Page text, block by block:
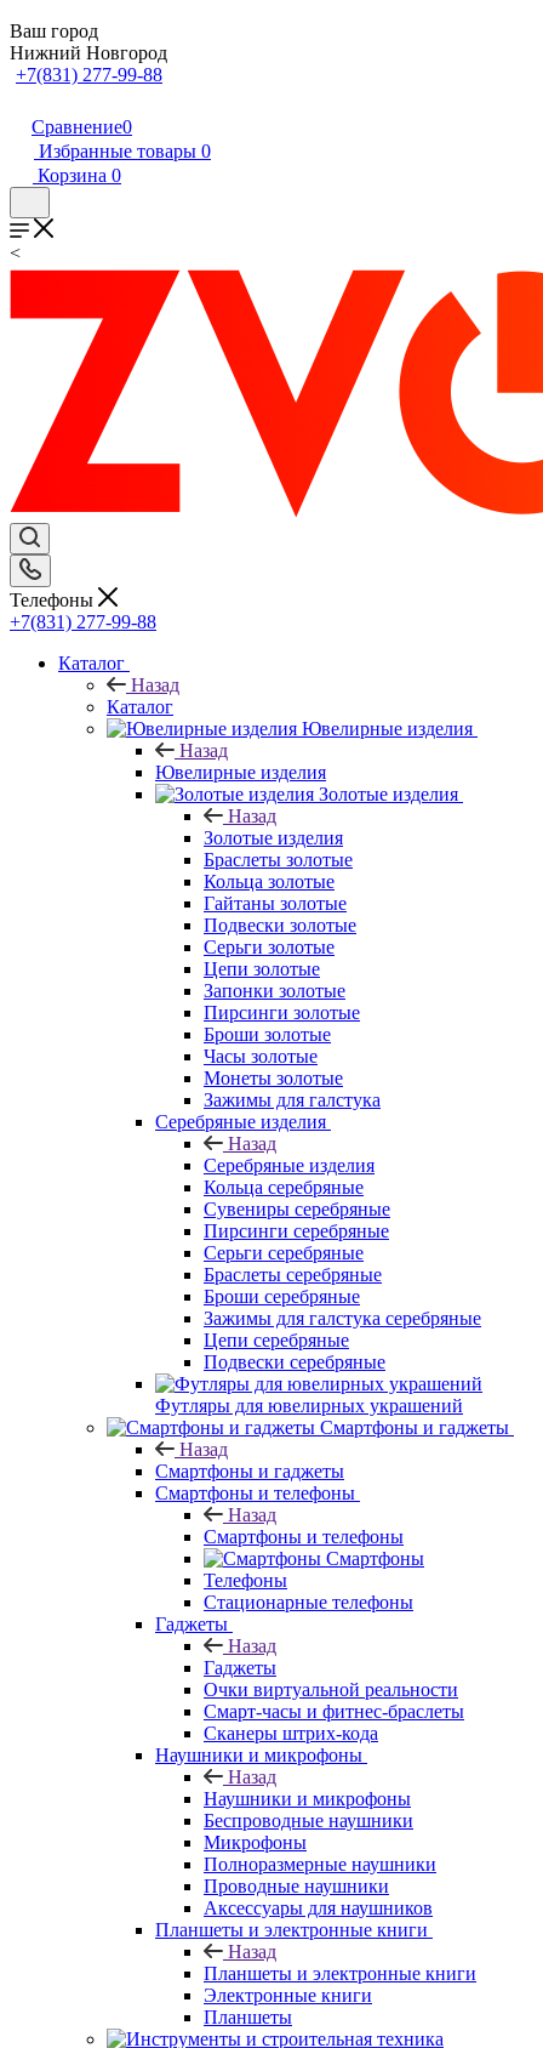
Ваш город
Нижний Новгород
+7(831) 277-99-88
Сравнение0
Избранные товары 0
Корзина 0
<
Телефоны
+7(831) 277-99-88
Каталог
Назад
Каталог
Ювелирные изделия
Назад
Ювелирные изделия
Золотые изделия
Назад
Золотые изделия
Браслеты золотые
Кольца золотые
Гайтаны золотые
Подвески золотые
Серьги золотые
Цепи золотые
Запонки золотые
Пирсинги золотые
Броши золотые
Часы золотые
Монеты золотые
Зажимы для галстука
Серебряные изделия
Назад
Серебряные изделия
Кольца серебряные
Сувениры серебряные
Пирсинги серебряные
Серьги серебряные
Браслеты серебряные
Броши серебряные
Зажимы для галстука серебряные
Цепи серебряные
Подвески серебряные
Футляры для ювелирных украшений
Смартфоны и гаджеты
Назад
Смартфоны и гаджеты
Смартфоны и телефоны
Назад
Смартфоны и телефоны
Смартфоны
Телефоны
Стационарные телефоны
Гаджеты
Назад
Гаджеты
Очки виртуальной реальности
Смарт-часы и фитнес-браслеты
Сканеры штрих-кода
Наушники и микрофоны
Назад
Наушники и микрофоны
Беспроводные наушники
Микрофоны
Полноразмерные наушники
Проводные наушники
Аксессуары для наушников
Планшеты и электронные книги
Назад
Планшеты и электронные книги
Электронные книги
Планшеты